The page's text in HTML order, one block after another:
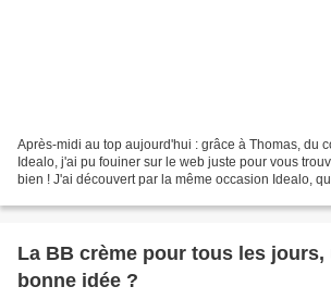
Après-midi au top aujourd'hui : grâce à Thomas, du
Idealo, j'ai pu fouiner sur le web juste pour vous
bien ! J'ai découvert par la même occasion Idealo,
La BB crème pour tous les jours,
bonne idée ?